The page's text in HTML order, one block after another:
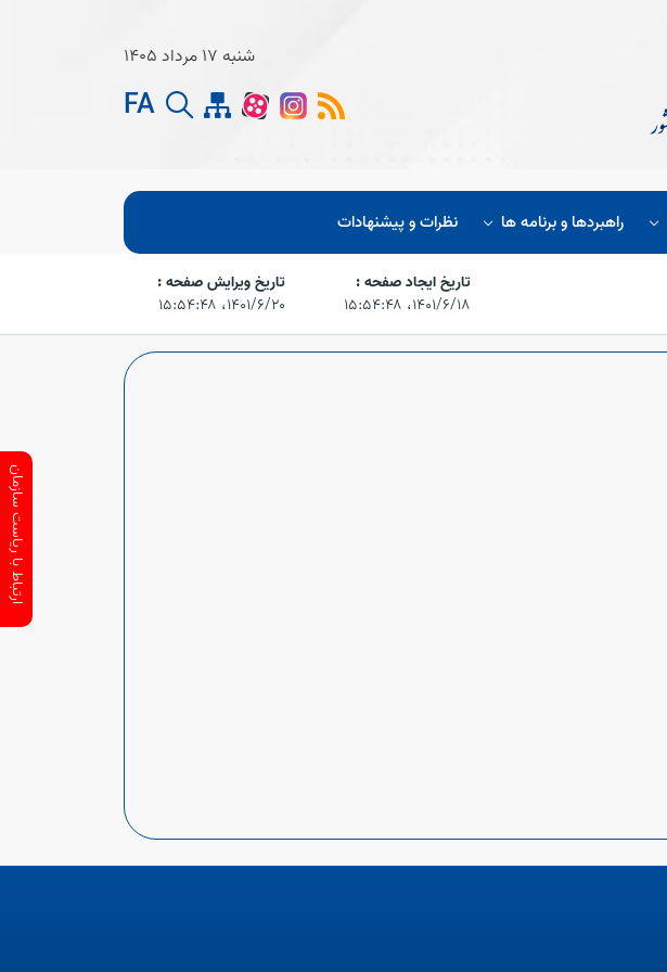
شنبه 17 مرداد 1405
FA
راهبردها و برنامه ها نظرات و پیشنهادات
تاریخ ایجاد صفحه :
۱۴۰۱/۶/۱۸،‏ ۱۵:۵۴:۴۸
تاریخ ویرایش صفحه :
۱۴۰۱/۶/۲۰،‏ ۱۵:۵۴:۴۸
ارتباط با ریاست سازمان